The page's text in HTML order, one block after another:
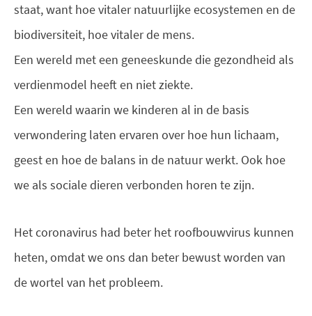
staat, want hoe vitaler natuurlijke ecosystemen en de
biodiversiteit, hoe vitaler de mens.
Een wereld met een geneeskunde die gezondheid als
verdienmodel heeft en niet ziekte.
Een wereld waarin we kinderen al in de basis
verwondering laten ervaren over hoe hun lichaam,
geest en hoe de balans in de natuur werkt. Ook hoe
we als sociale dieren verbonden horen te zijn.
Het coronavirus had beter het roofbouwvirus kunnen
heten, omdat we ons dan beter bewust worden van
de wortel van het probleem.